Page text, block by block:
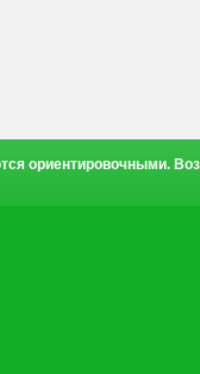
ориентировочными.